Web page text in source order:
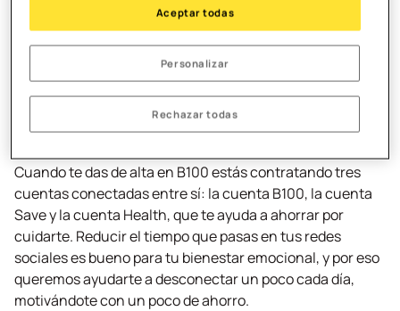
Desconectar y ahorrar
es muy fácil
Cuando te das de alta en B100 estás contratando tres
cuentas conectadas entre sí: la cuenta B100, la cuenta
Save y la cuenta Health, que te ayuda a ahorrar por
cuidarte. Reducir el tiempo que pasas en tus redes
sociales es bueno para tu bienestar emocional, y por eso
queremos ayudarte a desconectar un poco cada día,
motivándote con un poco de ahorro.
Rechazar todas
Personalizar
Aceptar todas